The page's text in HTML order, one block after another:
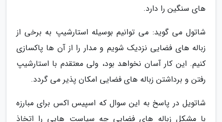
های سنگین را دارد.
شاتول می گوید: می توانیم بوسیله استارشیپ به برخی از
زباله های فضایی نزدیک شویم و مدار را از آن ها پاکسازی
کنیم. این کار آسان نخواهد بود، ولی معتقدم با استارشیپ
رفتن و برداشتن زباله های فضایی امکان پذیر می گردد.
شاتویل در پاسخ به این سوال که اسپیس اکس برای مبارزه
با مشکل زباله های فضایی چه سیاست هایی را اتخاذ